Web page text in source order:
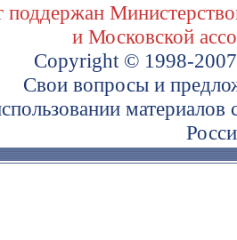
поддержан
и Московской
Copyright © 1998-
Свои вопросы и